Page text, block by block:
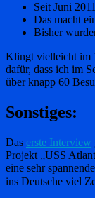
Seit Juni
Das macht
Bisher
Klingt vielleicht im
dafür, dass ich im
über knapp 60
Sonstiges:
Das erste Interview
Projekt „USS
eine sehr
ins Deutsche viel